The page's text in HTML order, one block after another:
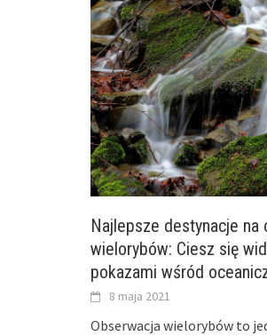
Najlepsze destynacje na
wielorybów: Ciesz się
pokazami wśród
8 maja 2021
Obserwacja wielorybów to